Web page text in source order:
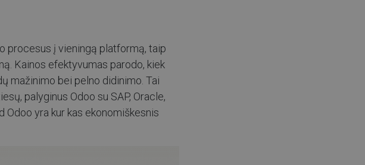
procesus į vieningą platformą, taip
Kainos efektyvumas parodo, kiek
mažinimo bei pelno didinimo. Tai
palyginus Odoo su SAP, Oracle,
yra kur kas ekonomiškesnis